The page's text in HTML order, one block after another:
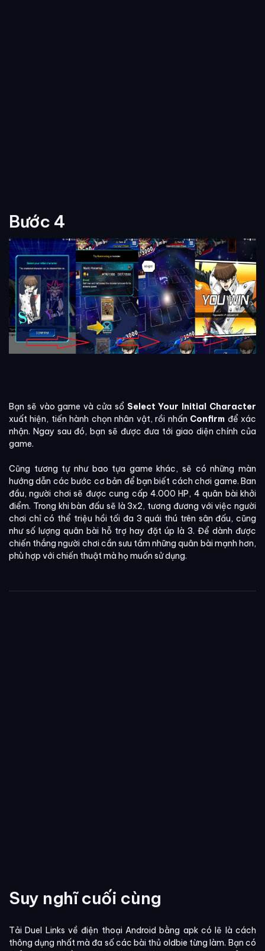
Bước 4
Bạn sẽ vào game và cửa sổ Select Your Initial Character
xuất hiện, tiến hành chọn nhân vật, rồi nhấn Confirm để xác
nhận. Ngay sau đó, bạn sẽ được đưa tới giao diện chính của
game.
Cũng tương tự như bao tựa game khác, sẽ có những màn
hướng dẫn các bước cơ bản để bạn biết cách chơi game. Ban
đầu, người chơi sẽ được cung cấp 4.000 HP, 4 quân bài khởi
điểm. Trong khi bàn đấu sẽ là 3x2, tương đương với việc người
chơi chỉ có thể triệu hồi tối đa 3 quái thú trên sân đấu, cũng
như số lượng quân bài hỗ trợ hay đặt úp là 3. Để dành được
chiến thắng người chơi cần sưu tầm những quân bài mạnh hơn,
phù hợp với chiến thuật mà họ muốn sử dụng.
Suy nghĩ cuối cùng
Tải Duel Links về điện thoại Android bằng apk có lẽ là cách
thông dụng nhất mà đa số các bài thủ oldbie từng làm. Bạn có